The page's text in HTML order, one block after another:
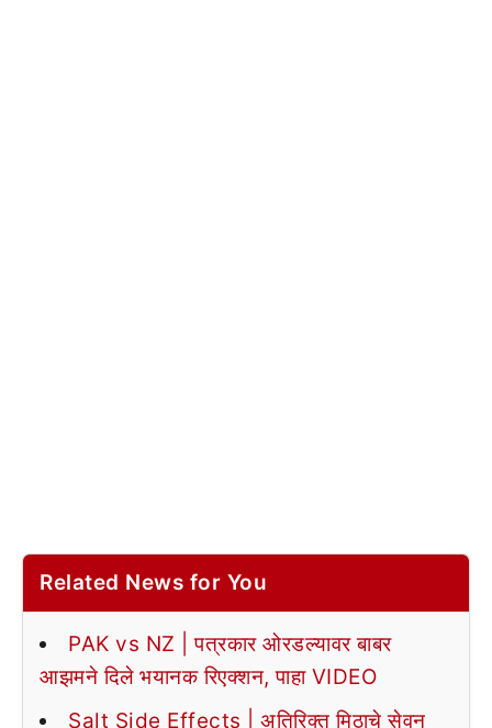
Related News for You
PAK vs NZ | पत्रकार ओरडल्यावर बाबर
आझमने दिले भयानक रिएक्शन, पाहा VIDEO
Salt Side Effects | अतिरिक्त मिठाचे सेवन